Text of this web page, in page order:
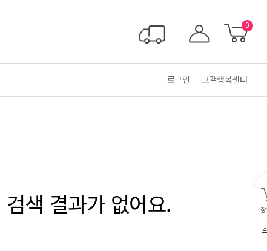
0
로그인 고객행복센터
검색 결과가 없어요.